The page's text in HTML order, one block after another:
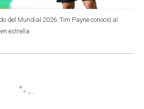
del Mundial 2026: Tim Payne conoció al
estrella